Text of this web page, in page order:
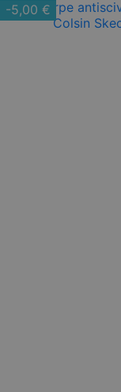
-5,00 €